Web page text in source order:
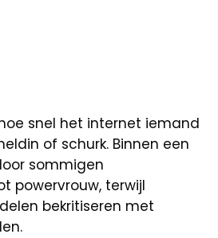
snel het internet iemand
of schurk. Binnen een
sommigen
powervrouw, terwijl
bekritiseren met